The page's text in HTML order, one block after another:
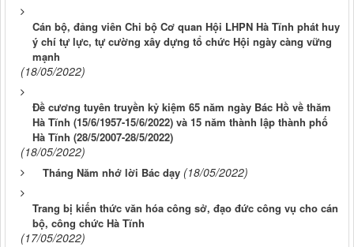
Cán bộ, đảng viên Chi bộ Cơ quan Hội LHPN Hà Tĩnh phát huy
ý chí tự lực, tự cường xây dựng tổ chức Hội ngày càng vững
mạnh
(18/05/2022)
Đề cương tuyên truyền kỷ kiệm 65 năm ngày Bác Hồ về thăm
Hà Tĩnh (15/6/1957-15/6/2022) và 15 năm thành lập thành phố
Hà Tĩnh (28/5/2007-28/5/2022)
(18/05/2022)
Tháng Năm nhớ lời Bác dạy (18/05/2022)
Trang bị kiến thức văn hóa công sở, đạo đức công vụ cho cán
bộ, công chức Hà Tĩnh
(17/05/2022)